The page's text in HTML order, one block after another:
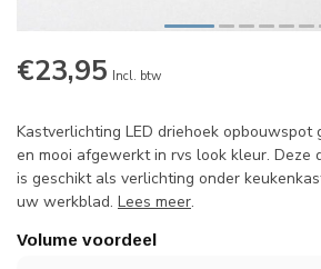
€23,95 Incl. btw
Kastverlichting LED driehoek opbouwspot
en mooi afgewerkt in rvs look kleur. Deze
is geschikt als verlichting onder
uw werkblad. Lees meer.
Volume voordeel